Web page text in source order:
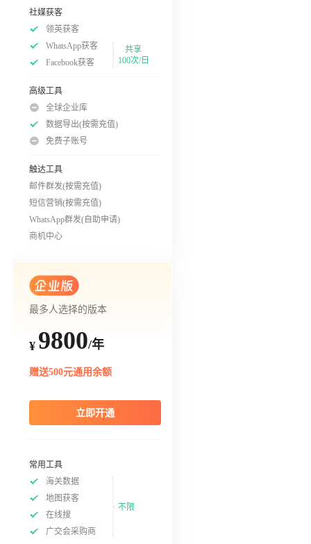
社媒获客
领英获客
WhatsApp获客
Facebook获客
共享
100次/日
高级工具
全球企业库
数据导出(按需充值)
免费子账号
触达工具
邮件群发(按需充值)
短信营销(按需充值)
WhatsApp群发(自助申请)
商机中心
最多人选择的版本
¥ 9800/年
赠送500元通用余额
立即开通
常用工具
海关数据
地图获客
在线搜
广交会采购商
不限